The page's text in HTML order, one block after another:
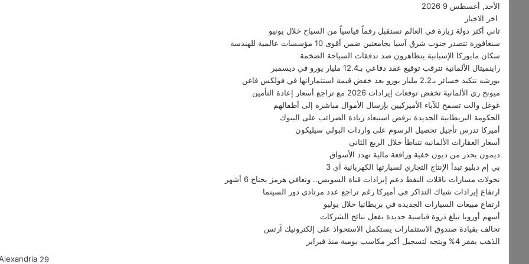
الأحد, أغسطس 9 2026
اخر الاخبار
ثاني أكثر دولة زيارة في العالم تستقبل رقماً قياسياً من السياح خلال يونيو
سنغافورة تتصدر جنوب شرق آسيا بجامعتين ضمن أقوى 10 مؤسسات عالمية للهندسة
سكان مايوركا الإسبانية يتظاهرون ضد تدفقات السياحة الضخمة
راينميتال الألمانية تترقب توقيع عقد دفاعي بـ12.4 مليار يورو في ديسمبر
بورشه تتكبد خسائر بـ2.2 مليار يورو بعد خفض قيمة استثماراتها في فولكس فاغن
ميونخ ري الألمانية تخفض توقعات إيرادات 2026 مع تراجع أسعار إعادة التأمين
غوغل والت تسمح للآباء الأميركيين بإرسال الأموال مباشرة إلى أطفالهم
الحكومة البريطانية الجديدة ترفض استبعاد زيادة الضرائب على البنوك
أميركا تدرس تأجيل تحصيل الرسوم على واردات البولي سيليكون
أسعار العقارات الألمانية تتباطأ خلال الربع الثاني
ديمون يحذر من ديون خفية ورافعة مالية تهدد الأسواق
بي إم دبليو تبدأ الإنتاج التجاري لسيارتها الكهربائية آي 3
تحولات مسارات ناقلات النفط دعم إيرادات قناة السويس.. وتعافي هرمز يحتاج 6 أشهر
ارتفاع إيرادات شباك التذاكر في أميركا رغم تراجع عدد مرتادي دور السينما
ارتفاع مبيعات السيارات الجديدة في بريطانيا خلال يوليو
أسهم أوروبا تبلغ ذروة قياسية جديدة بفعل نتائج الشركات
تحالف بقيادة صندوق الاستثمارات يستكمل الاستحواذ على إلكترونيك آرتس
الذهب يقفز 4% ويتجه لتسجيل أكبر مكاسب يومية منذ فبراير
29